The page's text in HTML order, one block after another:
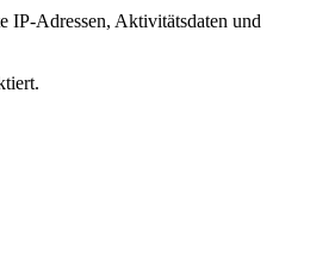
IP-Adressen, Aktivitätsdaten und